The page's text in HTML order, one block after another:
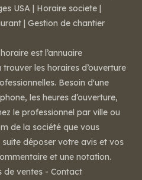
USA | Horaire societe |
| Gestion de chantier
est l’annuaire
les horaires d’ouverture
Besoin d'une
les heures d’ouverture,
le professionnel par ville ou
de la société que vous
déposer votre avis et vos
et une notation.
de ventes - Contact